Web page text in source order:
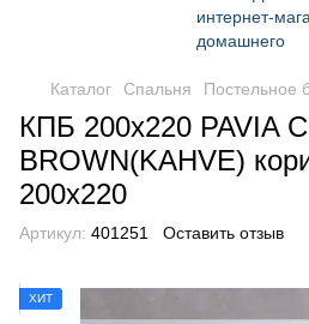
Каталог Спальня Постельное
КПБ 200x220 PAVIA
BROWN(KAHVE)
200x220
Артикул: 401251 Оставить отзыв
ХИТ